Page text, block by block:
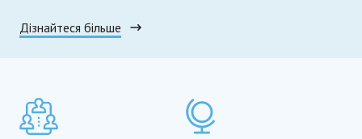
Дізнайтеся більше